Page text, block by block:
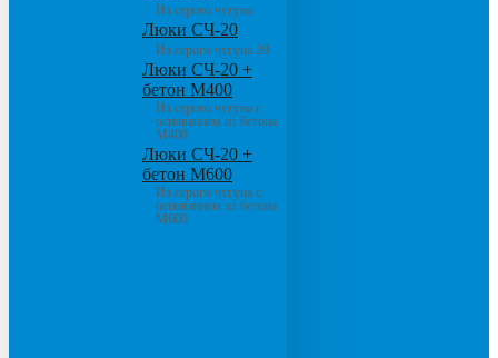
Из серого чугуна
Люки СЧ-20
Из серого чугуна 20
Люки СЧ-20 +
бетон М400
Из серого чугуна с
основанием из бетона
М400
Люки СЧ-20 +
бетон М600
Из серого чугуна с
основанием из бетона
М600